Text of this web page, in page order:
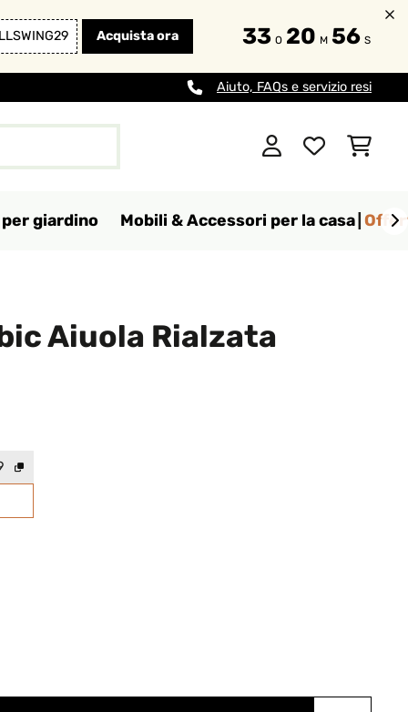
Acquista ora 33 O 20 M 55 S
Aiuto, FAQs e servizio resi
giardino Mobili & Accessori per la casa
Aiuola Rialzata